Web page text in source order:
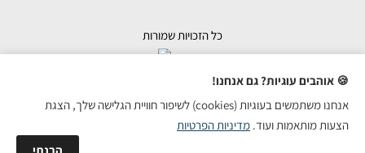
בניית אתרי מכירות
כל הזכויות שמורות
🍪 אוהבים עוגיות? גם אנחנו!
אנחנו משתמשים בעוגיות (cookies) לשיפור חוויית הגלישה שלך, הצגת
הצעות מותאמות ועוד. מדיניות הפרטיות